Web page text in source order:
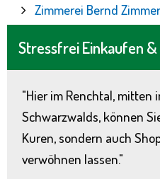
Stressfrei Einkaufen &
"Hier im Renchtal, mitten
Schwarzwalds, können
Kuren, sondern auch
verwöhnen lassen."
Zimmerei Bernd